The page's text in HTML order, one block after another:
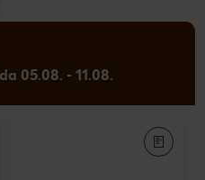
05.08. - 11.08.